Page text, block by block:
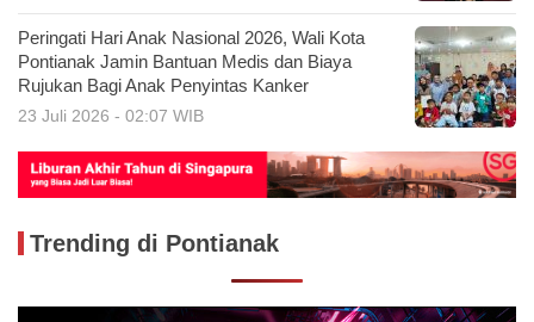
Peringati Hari Anak Nasional 2026, Wali Kota
Pontianak Jamin Bantuan Medis dan Biaya
Rujukan Bagi Anak Penyintas Kanker
23 Juli 2026 - 02:07 WIB
Trending di Pontianak